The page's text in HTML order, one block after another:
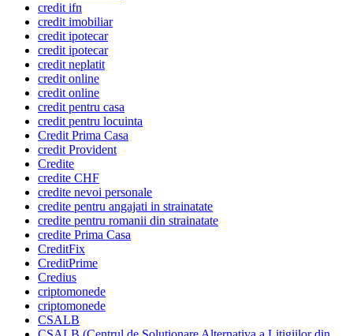
credit ifn
credit imobiliar
credit ipotecar
credit ipotecar
credit neplatit
credit online
credit online
credit pentru casa
credit pentru locuinta
Credit Prima Casa
credit Provident
Credite
credite CHF
credite nevoi personale
credite pentru angajati in strainatate
credite pentru romanii din strainatate
credite Prima Casa
CreditFix
CreditPrime
Credius
criptomonede
criptomonede
CSALB